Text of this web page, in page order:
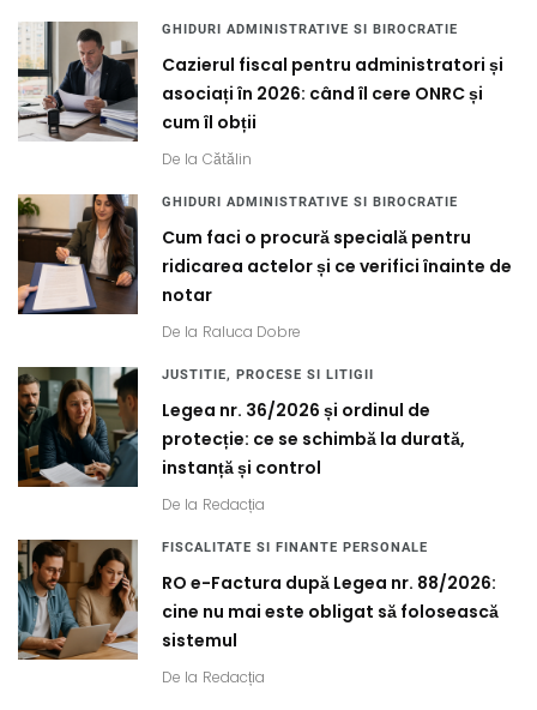
GHIDURI ADMINISTRATIVE SI BIROCRATIE
Cazierul fiscal pentru administratori și
asociați în 2026: când îl cere ONRC și
cum îl obții
De la Cătălin
GHIDURI ADMINISTRATIVE SI BIROCRATIE
Cum faci o procură specială pentru
ridicarea actelor și ce verifici înainte de
notar
De la Raluca Dobre
JUSTITIE, PROCESE SI LITIGII
Legea nr. 36/2026 și ordinul de
protecție: ce se schimbă la durată,
instanță și control
De la Redacția
FISCALITATE SI FINANTE PERSONALE
RO e-Factura după Legea nr. 88/2026:
cine nu mai este obligat să folosească
sistemul
De la Redacția